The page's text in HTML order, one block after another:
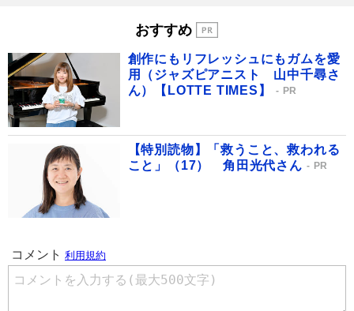
おすすめ
創作にもリフレッシュにもガムを愛
用（ジャズピアニスト 山中千尋さ
ん）【LOTTE TIMES】
PR
【特別読物】「救うこと、救われる
こと」（17） 角田光代さん
PR